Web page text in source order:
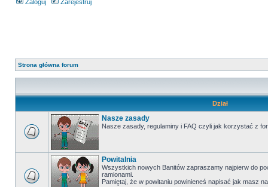
Zaloguj Zarejestruj
Strona główna forum
Dział
Nasze zasady
Nasze zasady, regulaminy i FAQ czyli jak korzystać z
Powitalnia
Wszystkich nowych Banitów zapraszamy najpierw do
ramionami.
Pamiętaj, że w powitaniu powinieneś napisać jak masz